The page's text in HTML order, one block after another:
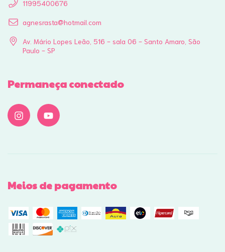
11995400676
agnesrasta@hotmail.com
Av. Mário Lopes Leão, 516 - sala 06 - Santo Amaro, São
Paulo - SP
Permaneça conectado
Meios de pagamento